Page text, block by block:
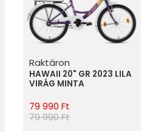
Raktáron
HAWAII 20" GR 2023 LILA
VIRÁG MINTA
79 990 Ft
79 990 Ft